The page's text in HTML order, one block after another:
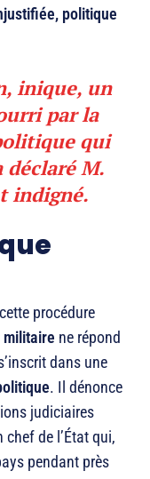
politique
, inique, un
par la
qui
déclaré M.
indigné.
procédure
militaire ne répond
dans une
. Il dénonce
judiciaires
chef de l’État qui,
pendant près